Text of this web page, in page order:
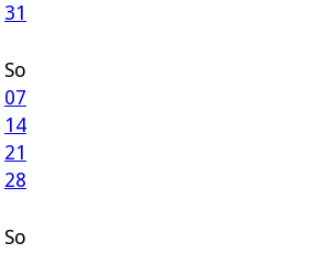
31
So
07
14
21
28
So